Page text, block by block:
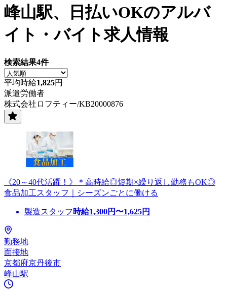
峰山駅、日払いOKのアルバ
イト・バイト求人情報
検索結果4件
平均時給1,825円
派遣労働者
株式会社ロフティー/KB20000876
《20～40代活躍！》＊高時給◎短期×繰り返し勤務もOK◎
食品加工スタッフ｜シーズンごとに働ける
製造スタッフ 時給1,300円〜1,625円
勤務地
面接地
京都府京丹後市
峰山駅